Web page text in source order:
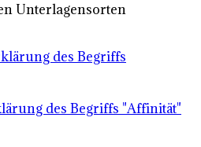
Unterlagensorten
des Begriffs
des Begriffs "Affinität"